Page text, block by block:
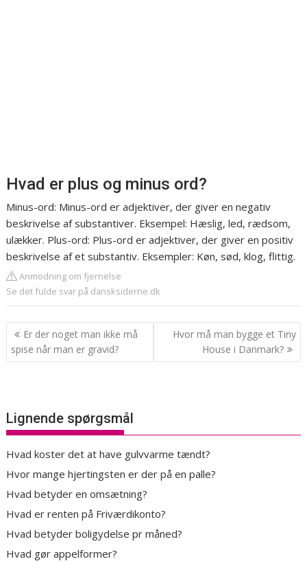
Hvad er plus og minus ord?
Minus-ord: Minus-ord er adjektiver, der giver en negativ
beskrivelse af substantiver. Eksempel: Hæslig, led, rædsom,
ulækker. Plus-ord: Plus-ord er adjektiver, der giver en positiv
beskrivelse af et substantiv. Eksempler: Køn, sød, klog, flittig.
Anmodning om fjernelse
Se det fulde svar på dansksiderne.dk
Indlægsnavigation
Er der noget man ikke må
spise når man er gravid?
Hvor må man bygge et Tiny
House i Danmark?
Lignende spørgsmål
Hvad koster det at have gulvvarme tændt?
Hvor mange hjertingsten er der på en palle?
Hvad betyder en omsætning?
Hvad er renten på Friværdikonto?
Hvad betyder boligydelse pr måned?
Hvad gør appelformer?